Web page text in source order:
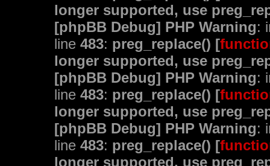
longer supported, use
[phpBB Debug] PHP Warning:
line 483: preg_replace() [
longer supported, use
[phpBB Debug] PHP Warning:
line 483: preg_replace() [
longer supported, use
[phpBB Debug] PHP Warning:
line 483: preg_replace() [
longer supported, use